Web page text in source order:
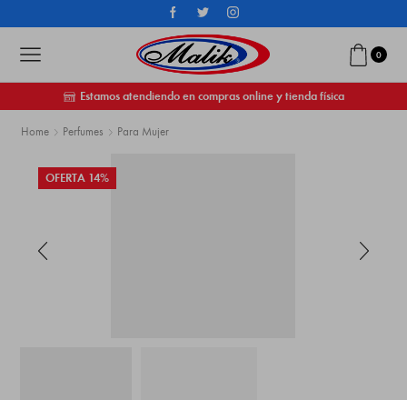
0
Estamos atendiendo en compras online y tienda física
Home Perfumes Para Mujer
OFERTA 14%